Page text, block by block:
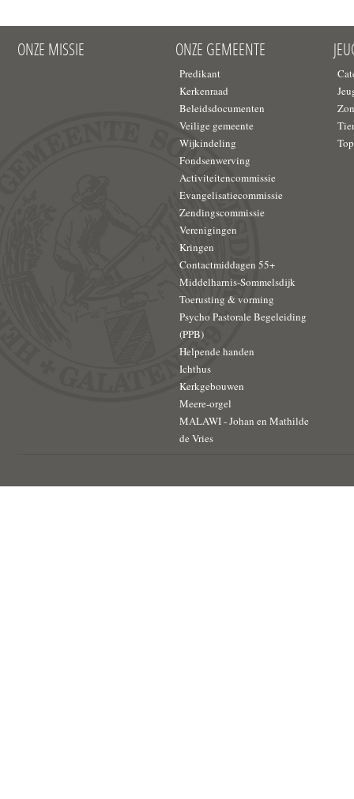
ONZE MISSIE ONZE GEMEENTE
Predikant
Kerkenraad
Beleidsdocumenten
Veilige gemeente
Wijkindeling
Fondsenwerving
Activiteitencommissie
Evangelisatiecommissie
Zendingscommissie
Verenigingen
Kringen
Contactmiddagen 55+
Middelharnis-Sommelsdijk
Toerusting & vorming
Psycho Pastorale Begeleiding
(PPB)
Helpende handen
Ichthus
Kerkgebouwen
Meere-orgel
MALAWI - Johan en Mathilde
de Vries